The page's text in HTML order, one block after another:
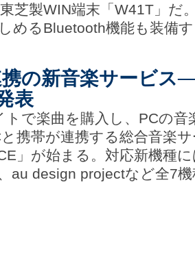
芝製WIN端末「W41T」だ
めるBluetooth機能も装備
の新音楽サービス
表
トで楽曲を購入し、PCの
携帯が連携する総合音楽
」が始まる。対応新機種
au design projectなど全7